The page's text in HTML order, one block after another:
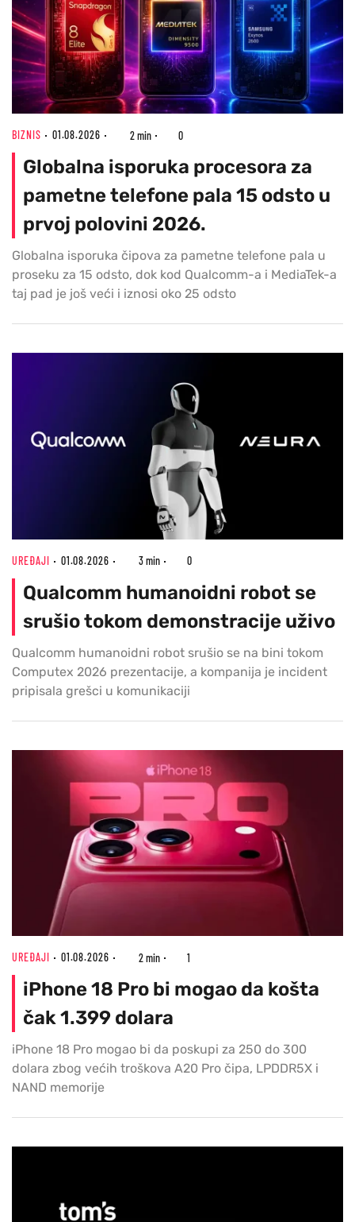
BIZNIS 01.08.2026 2 min 0
Globalna isporuka procesora za
pametne telefone pala 15 odsto u
prvoj polovini 2026.
Globalna isporuka čipova za pametne telefone pala u
proseku za 15 odsto, dok kod Qualcomm-a i MediaTek-a
taj pad je još veći i iznosi oko 25 odsto
UREĐAJI 01.08.2026 3 min 0
Qualcomm humanoidni robot se
srušio tokom demonstracije uživo
Qualcomm humanoidni robot srušio se na bini tokom
Computex 2026 prezentacije, a kompanija je incident
pripisala grešci u komunikaciji
UREĐAJI 01.08.2026 2 min 1
iPhone 18 Pro bi mogao da košta
čak 1.399 dolara
iPhone 18 Pro mogao bi da poskupi za 250 do 300
dolara zbog većih troškova A20 Pro čipa, LPDDR5X i
NAND memorije